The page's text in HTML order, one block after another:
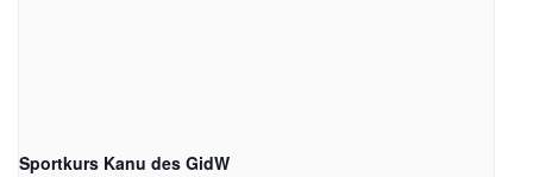
Sportkurs Kanu des GidW